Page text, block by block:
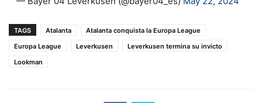
TAGS Atalanta
Atalanta conquista la Europa League
Europa League
Leverkusen
Leverkusen termina su invicto
Lookman